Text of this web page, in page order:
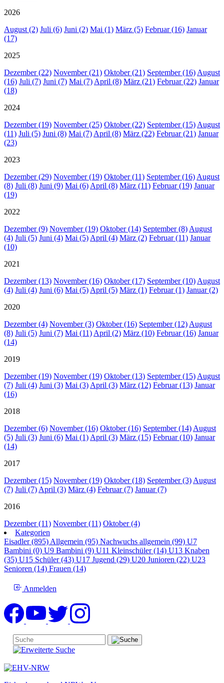
2026
August (2) Juli (6) Juni (2) Mai (1) März (5) Februar (16) Januar
(17)
2025
Dezember (22) November (21) Oktober (21) September (16) August
(16) Juli (7) Juni (7) Mai (7) April (8) März (21) Februar (22) Januar
(18)
2024
Dezember (19) November (25) Oktober (22) September (15) August
(11) Juli (5) Juni (8) Mai (7) April (8) März (22) Februar (21) Januar
(23)
2023
Dezember (29) November (19) Oktober (11) September (16) August
(8) Juli (8) Juni (9) Mai (6) April (8) März (11) Februar (19) Januar
(19)
2022
Dezember (9) November (19) Oktober (14) September (8) August
(4) Juli (5) Juni (4) Mai (5) April (4) März (2) Februar (11) Januar
(10)
2021
Dezember (13) November (16) Oktober (17) September (10) August
(4) Juli (4) Juni (6) Mai (5) April (5) März (1) Februar (1) Januar (2)
2020
Dezember (4) November (3) Oktober (16) September (12) August
(8) Juli (5) Juni (7) Mai (11) April (2) März (10) Februar (16) Januar
(14)
2019
Dezember (19) November (19) Oktober (13) September (15) August
(7) Juli (4) Juni (3) Mai (3) April (3) März (12) Februar (13) Januar
(16)
2018
Dezember (6) November (16) Oktober (16) September (14) August
(5) Juli (3) Juni (6) Mai (1) April (3) März (15) Februar (10) Januar
(14)
2017
Dezember (15) November (19) Oktober (18) September (3) August
(7) Juli (7) April (3) März (4) Februar (7) Januar (7)
2016
Dezember (11) November (11) Oktober (4)
Kategorien
Eisadler (895) Allgemein (95) Nachwuchs allgemein (99) U7
Bambini (0) U9 Bambini (9) U11 Kleinschüler (14) U13 Knaben
(35) U15 Schüler (43) U17 Jugend (29) U20 Junioren (22) U23
Senioren (14) Frauen (14)
Anmelden